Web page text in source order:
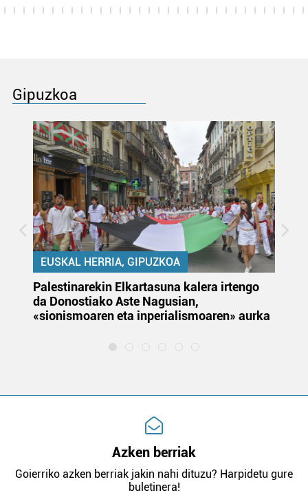
Gipuzkoa
EUSKAL HERRIA, GIPUZKOA
Palestinarekin Elkartasuna kalera irtengo
da Donostiako Aste Nagusian,
«sionismoaren eta inperialismoaren» aurka
Azken berriak
Goierriko azken berriak jakin nahi dituzu? Harpidetu gure
buletinera!